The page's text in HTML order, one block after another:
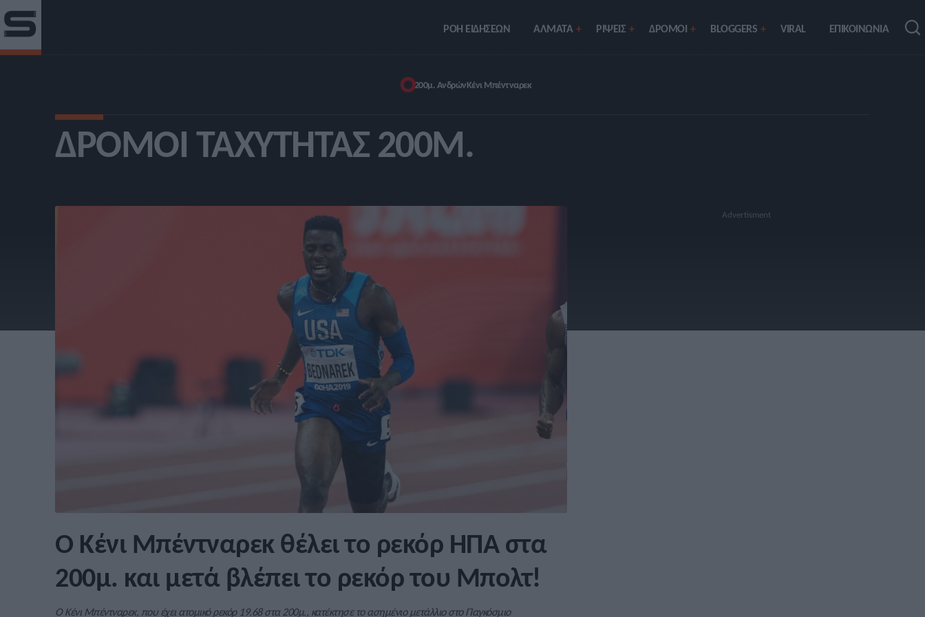
ΡΟΗ ΕΙΔΗΣΕΩΝ ΑΛΜΑΤΑ ΡIΨΕΙΣ ΔΡΟΜΟΙ BLOGGERS VIRAL ΕΠΙΚΟΙΝΩΝΙΑ
200μ. ΑνδρώνΚένι Μπέντναρεκ
ΔΡΌΜΟΙ ΤΑΧΎΤΗΤΑΣ 200Μ.
Ο Κένι Μπέντναρεκ θέλει το ρεκόρ ΗΠΑ στα
200μ. και μετά βλέπει το ρεκόρ του Μπολτ!
Ο Κένι Μπέντναρεκ, που έχει ατομικό ρεκόρ 19.68 στα 200μ., κατέκτησε το ασημένιο μετάλλιο στο Παγκόσμιο